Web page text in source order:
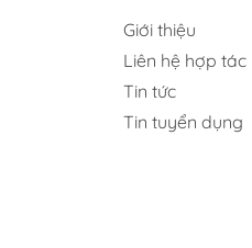
Giới thiệu
Liên hệ hợp tác
Tin tức
Tin tuyển dụng